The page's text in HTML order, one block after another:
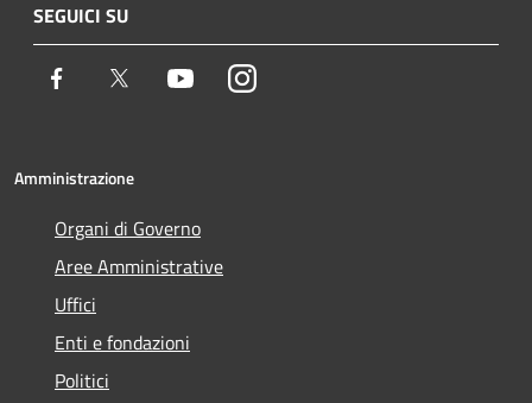
SEGUICI SU
Facebook Twitter YoutubeInstagram
Amministrazione
Organi di Governo
Aree Amministrative
Uffici
Enti e fondazioni
Politici